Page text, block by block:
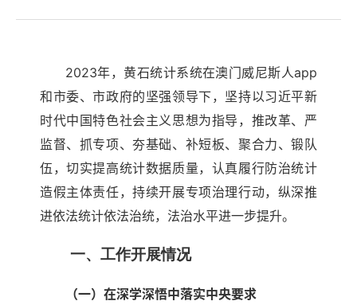
2023年，黄石统计系统在澳门威尼斯人app
和市委、市政府的坚强领导下，坚持以习近平新
时代中国特色社会主义思想为指导，推改革、严
监督、抓专项、夯基础、补短板、聚合力、锻队
伍，切实提高统计数据质量，认真履行防治统计
造假主体责任，持续开展专项治理行动，纵深推
进依法统计依法治统，法治水平进一步提升。
一、工作开展情况
（一）在深学深悟中落实中央要求